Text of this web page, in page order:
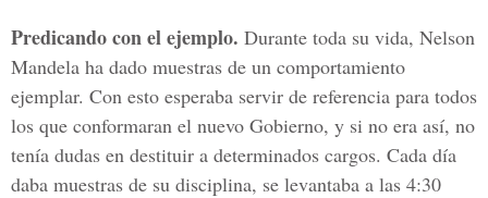
Predicando con el ejemplo. Durante toda su vida, Nelson
Mandela ha dado muestras de un comportamiento
ejemplar. Con esto esperaba servir de referencia para todos
los que conformaran el nuevo Gobierno, y si no era así, no
tenía dudas en destituir a determinados cargos. Cada día
daba muestras de su disciplina, se levantaba a las 4:30